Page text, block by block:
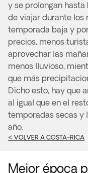
y se prolongan hasta
de viajar durante los
temporada baja y
precios, menos
aprovechar las
menos lluvioso,
que más
Dicho esto, hay que
al igual que en el
temporadas secas y
año.
< VOLVER A COSTA-RICA
Mejor época